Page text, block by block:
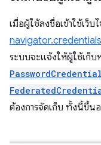
เมื่อผู้ใช้ลงชื่อเข้าใช้เว็
ระบบจะแจ้งให้ผู้ใช้เก็บ
ต้องการจัดเก็บ ทั้งนี้ขึ้น